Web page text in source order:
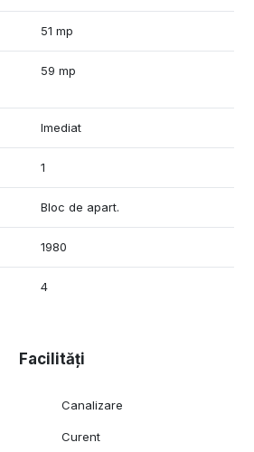
51 mp
59 mp
Imediat
1
Bloc de apart.
1980
4
Facilități
Canalizare
Curent